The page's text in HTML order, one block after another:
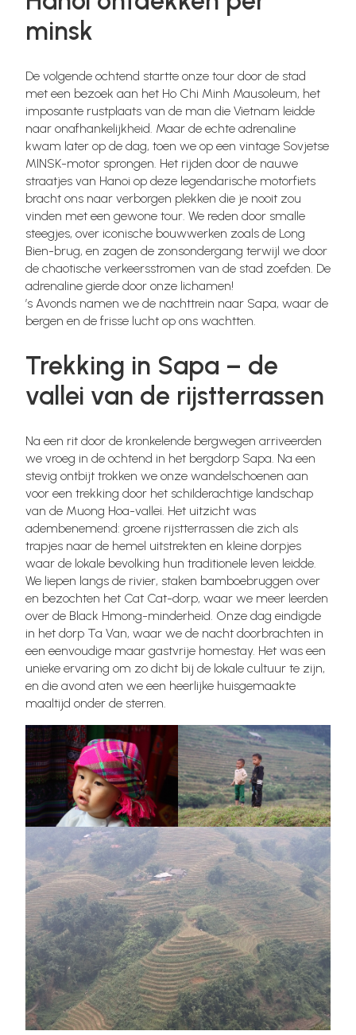
minsk
De volgende ochtend startte onze tour door de stad
met een bezoek aan het Ho Chi Minh Mausoleum, het
imposante rustplaats van de man die Vietnam leidde
naar onafhankelijkheid. Maar de echte adrenaline
kwam later op de dag, toen we op een vintage Sovjetse
MINSK-motor sprongen. Het rijden door de nauwe
straatjes van Hanoi op deze legendarische motorfiets
bracht ons naar verborgen plekken die je nooit zou
vinden met een gewone tour. We reden door smalle
steegjes, over iconische bouwwerken zoals de Long
Bien-brug, en zagen de zonsondergang terwijl we door
de chaotische verkeersstromen van de stad zoefden. De
adrenaline gierde door onze lichamen!
’s Avonds namen we de nachttrein naar Sapa, waar de
bergen en de frisse lucht op ons wachtten.
Trekking in Sapa – de
vallei van de rijstterrassen
Na een rit door de kronkelende bergwegen arriveerden
we vroeg in de ochtend in het bergdorp Sapa. Na een
stevig ontbijt trokken we onze wandelschoenen aan
voor een trekking door het schilderachtige landschap
van de Muong Hoa-vallei. Het uitzicht was
adembenemend: groene rijstterrassen die zich als
trapjes naar de hemel uitstrekten en kleine dorpjes
waar de lokale bevolking hun traditionele leven leidde.
We liepen langs de rivier, staken bamboebruggen over
en bezochten het Cat Cat-dorp, waar we meer leerden
over de Black Hmong-minderheid. Onze dag eindigde
in het dorp Ta Van, waar we de nacht doorbrachten in
een eenvoudige maar gastvrije homestay. Het was een
unieke ervaring om zo dicht bij de lokale cultuur te zijn,
en die avond aten we een heerlijke huisgemaakte
maaltijd onder de sterren.